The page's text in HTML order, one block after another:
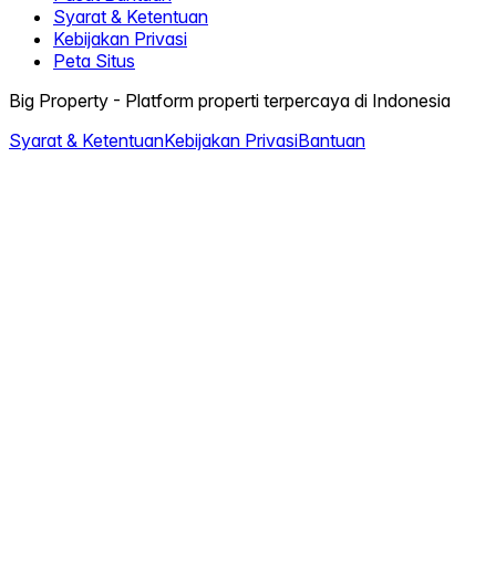
Syarat & Ketentuan
Kebijakan Privasi
Peta Situs
Big Property - Platform properti terpercaya di Indonesia
Syarat & KetentuanKebijakan PrivasiBantuan